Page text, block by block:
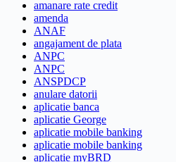
amanare rate credit
amenda
ANAF
angajament de plata
ANPC
ANPC
ANSPDCP
anulare datorii
aplicatie banca
aplicatie George
aplicatie mobile banking
aplicatie mobile banking
aplicatie myBRD